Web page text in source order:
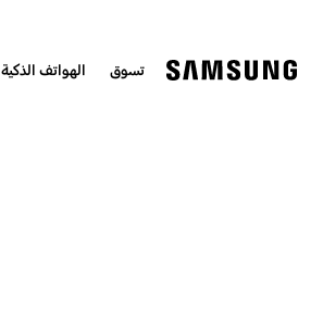
تسوق الهواتف الذكية